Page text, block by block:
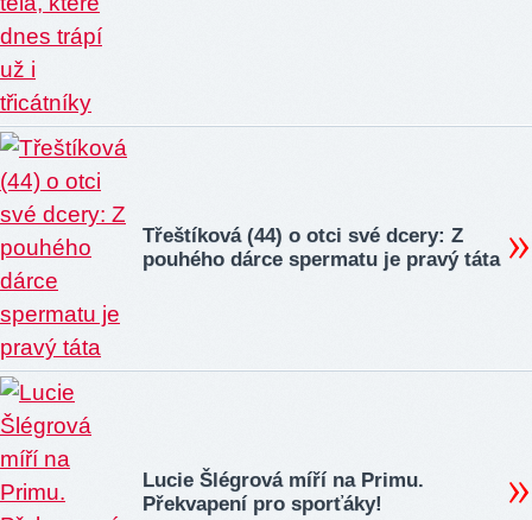
Třeštíková (44) o otci své dcery: Z
pouhého dárce spermatu je pravý táta
Lucie Šlégrová míří na Primu.
Překvapení pro sporťáky!